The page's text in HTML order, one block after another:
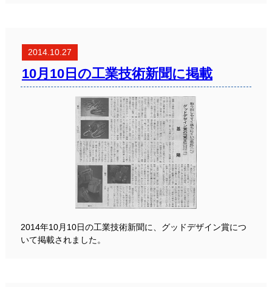
2014.10.27
10月10日の工業技術新聞に掲載
2014年10月10日の工業技術新聞に、グッドデザイン賞につ
いて掲載されました。